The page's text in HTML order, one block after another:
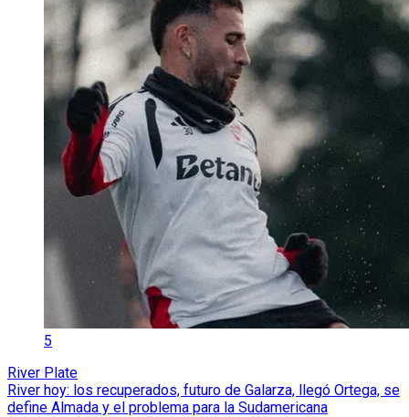
5
River Plate
River hoy: los recuperados, futuro de Galarza, llegó Ortega, se
define Almada y el problema para la Sudamericana